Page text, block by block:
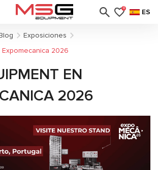
0 ES
Exposiciones
Expomecanica 2026
EN
2026